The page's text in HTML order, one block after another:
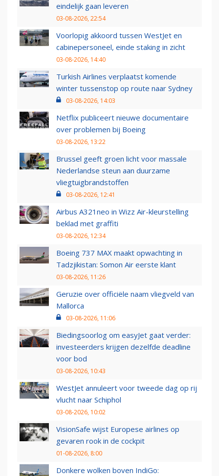
eindelijk gaan leveren
03-08-2026, 22:54
Voorlopig akkoord tussen WestJet en
cabinepersoneel, einde staking in zicht
03-08-2026, 14:40
Turkish Airlines verplaatst komende
winter tussenstop op route naar Sydney
03-08-2026, 14:03
Netflix publiceert nieuwe documentaire
over problemen bij Boeing
03-08-2026, 13:22
Brussel geeft groen licht voor massale
Nederlandse steun aan duurzame
vliegtuigbrandstoffen
03-08-2026, 12:41
Airbus A321neo in Wizz Air-kleurstelling
beklad met graffiti
03-08-2026, 12:34
Boeing 737 MAX maakt opwachting in
Tadzjikistan: Somon Air eerste klant
03-08-2026, 11:26
Geruzie over officiële naam vliegveld van
Mallorca
03-08-2026, 11:06
Biedingsoorlog om easyJet gaat verder:
investeerders krijgen dezelfde deadline
voor bod
03-08-2026, 10:43
WestJet annuleert voor tweede dag op rij
vlucht naar Schiphol
03-08-2026, 10:02
VisionSafe wijst Europese airlines op
gevaren rook in de cockpit
01-08-2026, 8:00
Donkere wolken boven IndiGo: